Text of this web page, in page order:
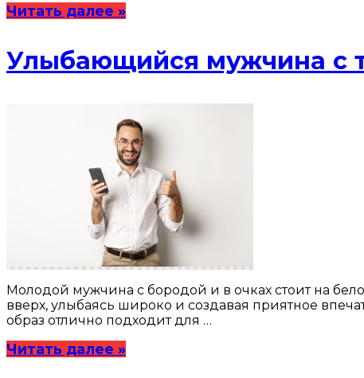
Читать далее »
Улыбающийся мужчина с
Молодой мужчина с бородой и в очках стоит на
вверх, улыбаясь широко и создавая приятное
образ отлично подходит для …
Читать далее »